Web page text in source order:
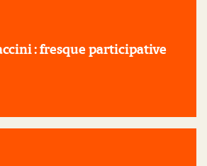
: fresque participative